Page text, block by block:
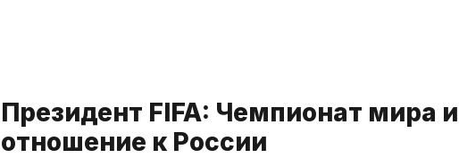
Президент FIFA: Чемпионат мира
отношение к России